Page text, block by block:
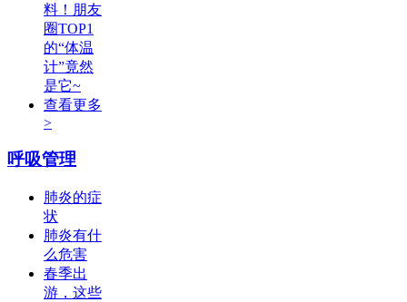
料！朋友
圈TOP1
的“体温
计”竟然
是它~
查看更多
>
呼吸管理
肺炎的症
状
肺炎有什
么危害
春季出
游，这些